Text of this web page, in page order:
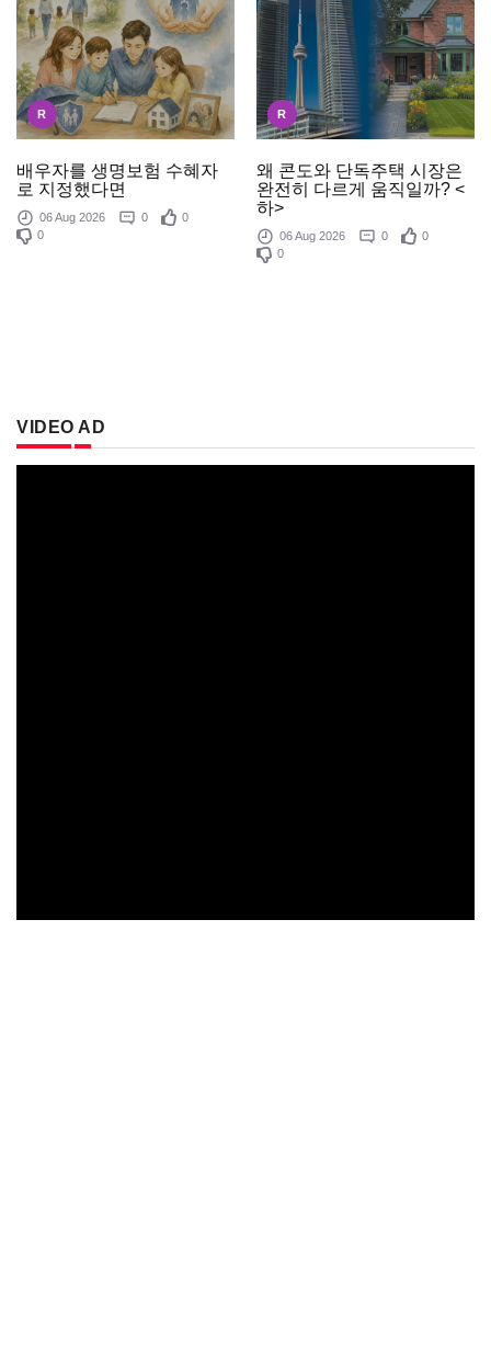
R
배우자를 생명보험 수혜자
로 지정했다면
06 Aug 2026 0
0
0
R
왜 콘도와 단독주택 시장은
완전히 다르게 움직일까? <
하>
06 Aug 2026 0
0
0
VIDEO AD